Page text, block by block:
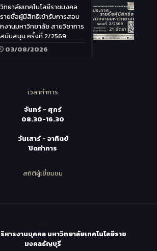
ทยาลัยเทคโนโลยีราชมงคล
ายชื่อผู้มีสิทธิเข้ารับการสอบ
งานมหาวิทยาลัย สายวิชาการ
นับสนุน ครั้งที่ 2/2569
03/08/2026
เวลาทำการ
จันทร์ - ศุกร์
08.30-16.30
วันเสาร์ - อาทิตย์
ปิดทำการ
สถิติผู้เยี่ยมชม
ารงานบุคคล มหาวิทยาลัยเทคโนโลยีราช
มงคลธัญบุรี